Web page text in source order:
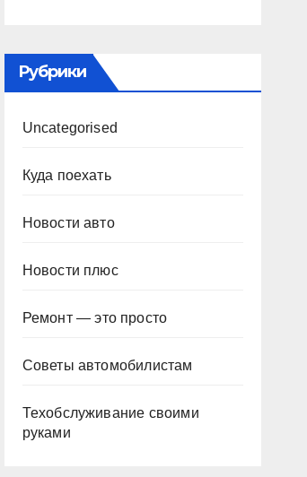
Рубрики
Uncategorised
Куда поехать
Новости авто
Новости плюс
Ремонт — это просто
Советы автомобилистам
Техобслуживание своими
руками